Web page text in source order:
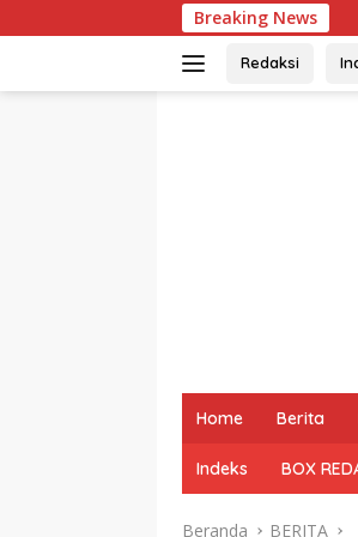
ke
Breaking News
Redaksi
Home Berita
Indeks BOX
Beranda BERITA